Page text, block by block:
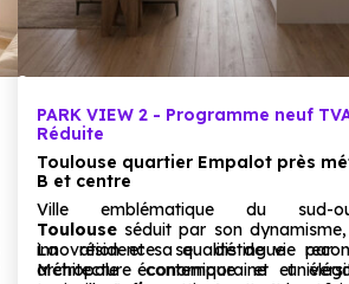
PARK VIEW 2 - Programme neuf
Réduite
Toulouse quartier Empalot près
B et centre
Ville emblématique du sud-
Toulouse séduit par son dynamisme,
innovation et sa qualité de vie
Métropole économique et
La résidence se distingue par
architecture contemporaine et